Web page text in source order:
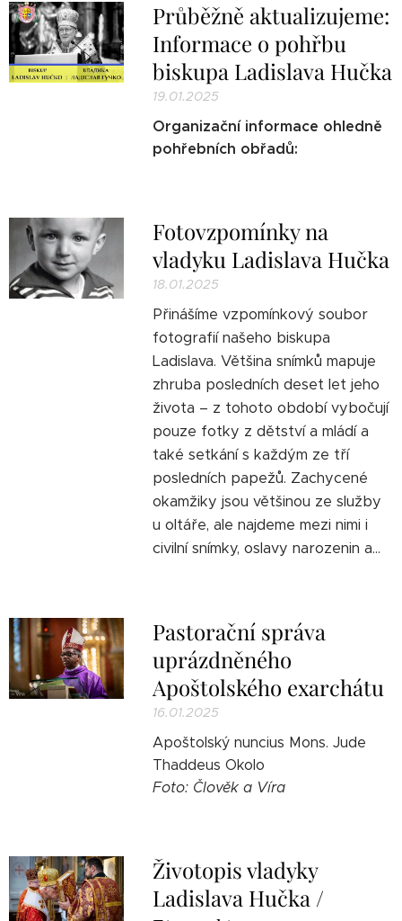
Průběžně aktualizujeme:
Informace o pohřbu
biskupa Ladislava Hučka
19.01.2025
Organizační informace ohledně
pohřebních obřadů:
Fotovzpomínky na
vladyku Ladislava Hučka
18.01.2025
Přinášíme vzpomínkový soubor
fotografií našeho biskupa
Ladislava. Většina snímků mapuje
zhruba posledních deset let jeho
života – z tohoto období vybočují
pouze fotky z dětství a mládí a
také setkání s každým ze tří
posledních papežů. Zachycené
okamžiky jsou většinou ze služby
u oltáře, ale najdeme mezi nimi i
civilní snímky, oslavy narozenin a...
Pastorační správa
uprázdněného
Apoštolského exarchátu
16.01.2025
Apoštolský nuncius Mons. Jude
Thaddeus Okolo
Foto: Člověk a Víra
Životopis vladyky
Ladislava Hučka /